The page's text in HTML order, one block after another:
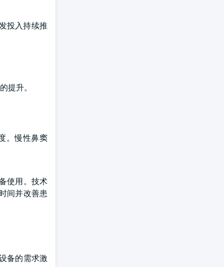
投入持续推
提升。
。慢性鼻窦
使用。技术
间并改善患
备的需求激